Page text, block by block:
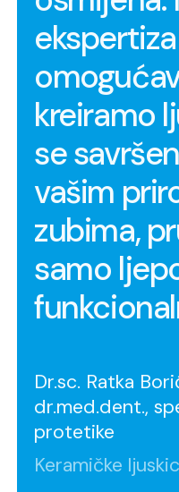
kreiramo
se
vašim
zubima,
samo
Dr.sc. Ratka
dr.med.dent.,
protetike
Keramičke